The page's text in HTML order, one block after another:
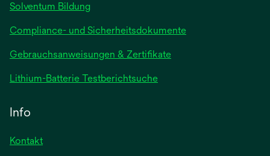
Solventum Bildung
Compliance- und Sicherheitsdokumente
Gebrauchsanweisungen & Zertifikatewird
Lithium-Batterie Testberichtsuchewird
Info
Kontakt